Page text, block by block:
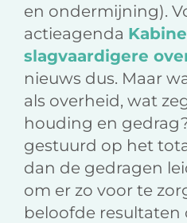
en ondermijning).
actieagenda
slagvaardigere
nieuws dus. Maar
als overheid, wat
houding en
gestuurd op het
dan de gedragen
om er zo voor te
beloofde